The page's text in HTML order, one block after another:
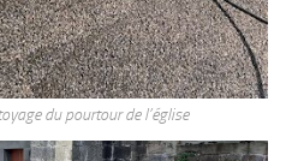
du pourtour de l’église